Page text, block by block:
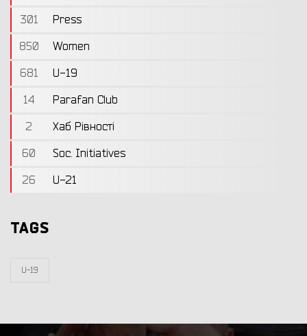
301
Press
850
Women
681
U-19
14
Parafan Club
2
Хаб Рівності
60
Soc. Initiatives
26
U-21
TAGS
U-19